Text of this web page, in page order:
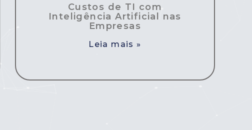
Custos de TI com
Inteligência Artificial nas
Empresas
Leia mais »